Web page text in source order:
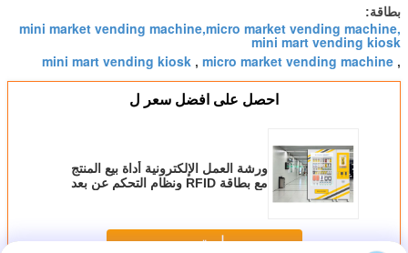
بطاقة:
mini market vending machine,micro market vending machine,
mini mart vending kiosk
,
micro market vending machine
,
mini mart vending kiosk
احصل على افضل سعر ل
ورشة العمل الإلكترونية أداة بيع المنتج
مع بطاقة RFID ونظام التحكم عن بعد
استمر